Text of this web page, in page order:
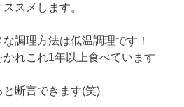
スメします。
調理方法は低温調理です！
れこれ1年以上食べています
断言できます(笑)